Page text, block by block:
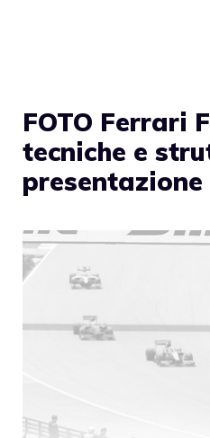
FOTO Ferrari
tecniche e
presentazione